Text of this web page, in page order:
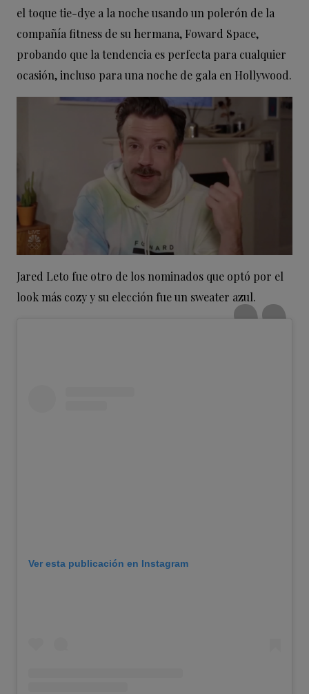
el toque tie-dye a la noche usando un polerón de la
compañía fitness de su hermana, Foward Space,
probando que la tendencia es perfecta para cualquier
ocasión, incluso para una noche de gala en Hollywood.
Jared Leto fue otro de los nominados que optó por el
look más cozy y su elección fue un sweater azul.
Ver esta publicación en Instagram